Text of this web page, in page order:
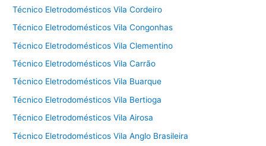
Técnico Eletrodomésticos Vila Cordeiro
Técnico Eletrodomésticos Vila Congonhas
Técnico Eletrodomésticos Vila Clementino
Técnico Eletrodomésticos Vila Carrão
Técnico Eletrodomésticos Vila Buarque
Técnico Eletrodomésticos Vila Bertioga
Técnico Eletrodomésticos Vila Airosa
Técnico Eletrodomésticos Vila Anglo Brasileira